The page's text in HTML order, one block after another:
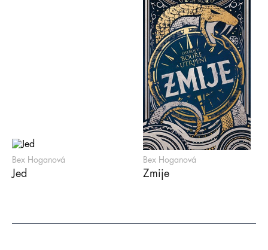
Bex Hoganová
Jed
Bex Hoganová
Zmije